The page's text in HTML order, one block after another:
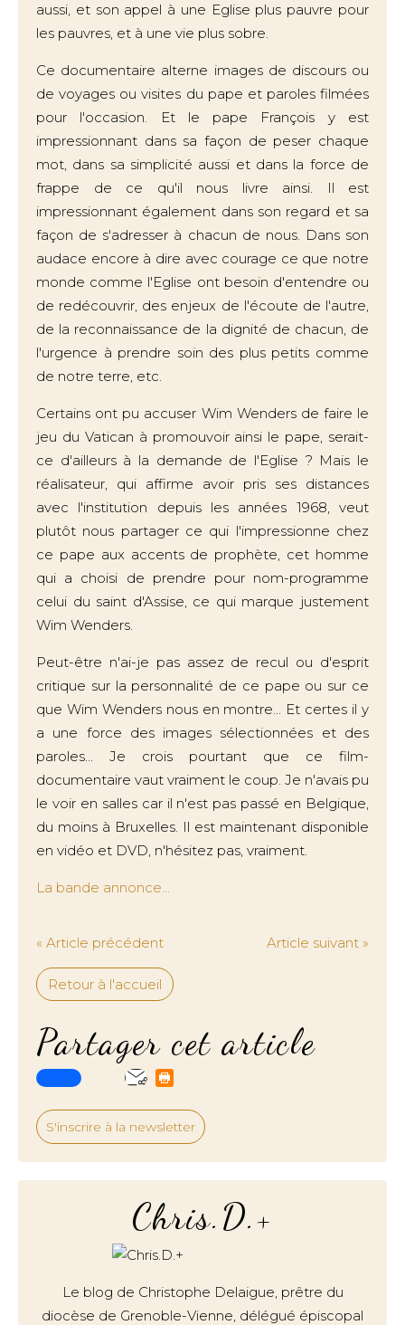
aussi, et son appel à une Eglise plus pauvre pour
les pauvres, et à une vie plus sobre.
Ce documentaire alterne images de discours ou
de voyages ou visites du pape et paroles filmées
pour l'occasion. Et le pape François y est
impressionnant dans sa façon de peser chaque
mot, dans sa simplicité aussi et dans la force de
frappe de ce qu'il nous livre ainsi. Il est
impressionnant également dans son regard et sa
façon de s'adresser à chacun de nous. Dans son
audace encore à dire avec courage ce que notre
monde comme l'Eglise ont besoin d'entendre ou
de redécouvrir, des enjeux de l'écoute de l'autre,
de la reconnaissance de la dignité de chacun, de
l'urgence à prendre soin des plus petits comme
de notre terre, etc.
Certains ont pu accuser Wim Wenders de faire le
jeu du Vatican à promouvoir ainsi le pape, serait-
ce d'ailleurs à la demande de l'Eglise ? Mais le
réalisateur, qui affirme avoir pris ses distances
avec l'institution depuis les années 1968, veut
plutôt nous partager ce qui l'impressionne chez
ce pape aux accents de prophète, cet homme
qui a choisi de prendre pour nom-programme
celui du saint d'Assise, ce qui marque justement
Wim Wenders.
Peut-être n'ai-je pas assez de recul ou d'esprit
critique sur la personnalité de ce pape ou sur ce
que Wim Wenders nous en montre... Et certes il y
a une force des images sélectionnées et des
paroles... Je crois pourtant que ce film-
documentaire vaut vraiment le coup. Je n'avais pu
le voir en salles car il n'est pas passé en Belgique,
du moins à Bruxelles. Il est maintenant disponible
en vidéo et DVD, n'hésitez pas, vraiment.
La bande annonce...
« Article précédent Article suivant »
Retour à l'accueil
Partager cet article
S'inscrire à la newsletter
Chris.D.+
Le blog de Christophe Delaigue, prêtre du
diocèse de Grenoble-Vienne, délégué épiscopal